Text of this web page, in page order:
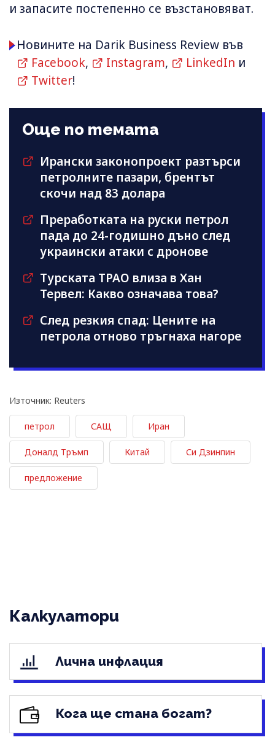
и запасите постепенно се възстановяват.
Новините на Darik Business Review във
Facebook, Instagram, LinkedIn и
Twitter!
Още по темата
Ирански законопроект разтърси
петролните пазари, брентът
скочи над 83 долара
Преработката на руски петрол
пада до 24-годишно дъно след
украински атаки с дронове
Турската TPAO влиза в Хан
Тервел: Какво означава това?
След резкия спад: Цените на
петрола отново тръгнаха нагоре
Източник: Reuters
петрол САЩ Иран
Доналд Тръмп Китай Си Дзинпин
предложение
Калкулатори
Лична инфлация
Кога ще стана богат?